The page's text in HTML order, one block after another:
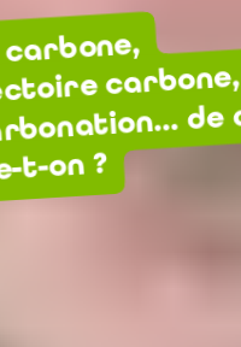
carbone,
de
t-on ?